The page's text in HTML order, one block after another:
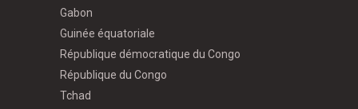
Gabon
Guinée équatoriale
République démocratique du Congo
République du Congo
Tchad